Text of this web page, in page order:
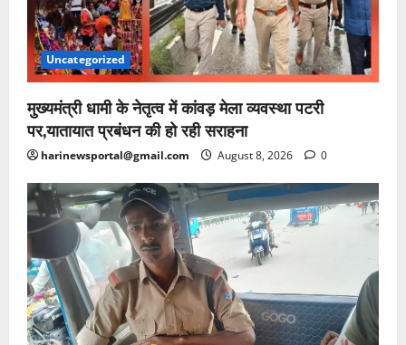
Uncategorized
मुख्यमंत्री धामी के नेतृत्व में कांवड़ मेला व्यवस्था पटरी
पर,यातायात प्रबंधन की हो रही सराहना
harinewsportal@gmail.com August 8, 2026 0